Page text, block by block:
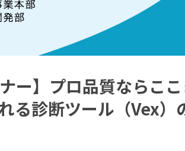
ー】プロ品質ならこ
る診断ツール（Vex）